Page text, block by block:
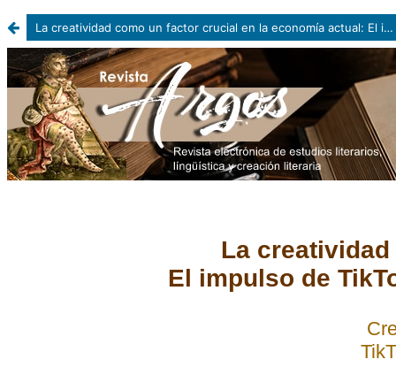
La creatividad como un factor crucial en la economía actual: El impulso de TikTok en el posicionamiento de productos y servicios.